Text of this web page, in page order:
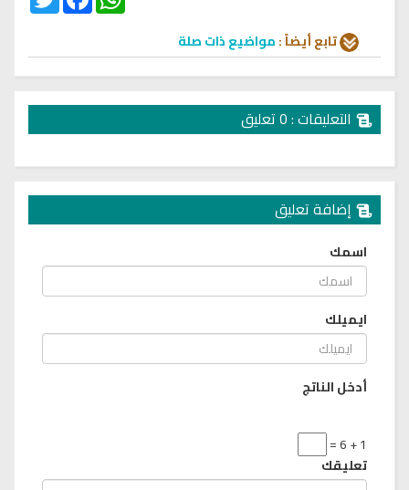
تابع أيضاً :مواضيع ذات صلة
التعليقات : 0 تعليق
إضافة تعليق
اسمك
ايميلك
أدخل الناتج
1 + 6 =
تعليقك